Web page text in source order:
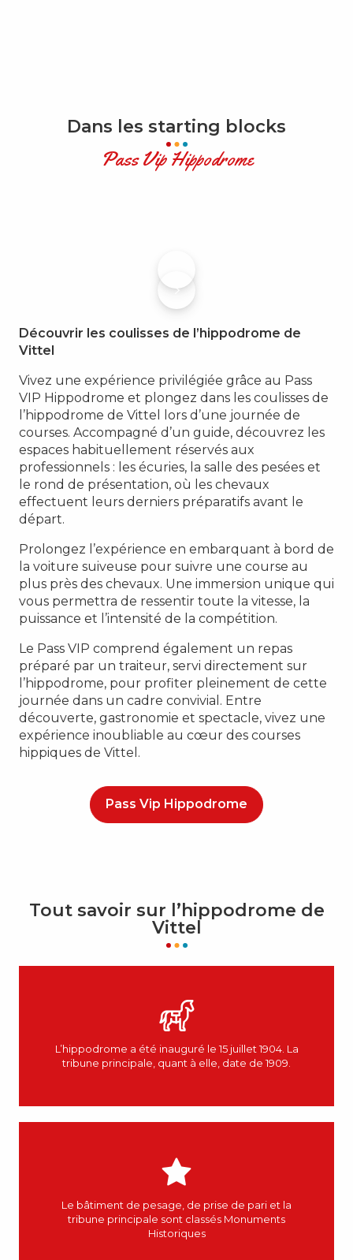
Dans les starting blocks
Pass Vip Hippodrome
Découvrir les coulisses de l’hippodrome de
Vittel
Vivez une expérience privilégiée grâce au Pass
VIP Hippodrome et plongez dans les coulisses de
l’hippodrome de Vittel lors d’une journée de
courses. Accompagné d’un guide, découvrez les
espaces habituellement réservés aux
professionnels : les écuries, la salle des pesées et
le rond de présentation, où les chevaux
effectuent leurs derniers préparatifs avant le
départ.
Prolongez l’expérience en embarquant à bord de
la voiture suiveuse pour suivre une course au
plus près des chevaux. Une immersion unique qui
vous permettra de ressentir toute la vitesse, la
puissance et l’intensité de la compétition.
Le Pass VIP comprend également un repas
préparé par un traiteur, servi directement sur
l’hippodrome, pour profiter pleinement de cette
journée dans un cadre convivial. Entre
découverte, gastronomie et spectacle, vivez une
expérience inoubliable au cœur des courses
hippiques de Vittel.
Pass Vip Hippodrome
Tout savoir sur l’hippodrome de
Vittel
L’hippodrome a été inauguré le 15 juillet 1904. La
tribune principale, quant à elle, date de 1909.
Le bâtiment de pesage, de prise de pari et la
tribune principale sont classés Monuments
Historiques